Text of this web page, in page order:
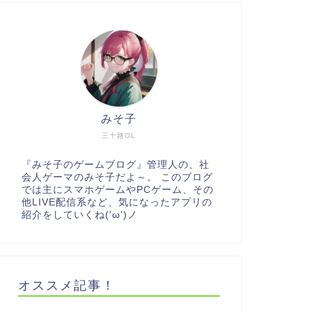
三十路OL
みそ子
『みそ子のゲームブログ』管理人の、社
会人ゲーマのみそ子だよ～。 このブログ
では主にスマホゲームやPCゲーム、その
他LIVE配信系など、気になったアプリの
紹介をしていくね('ω')ノ
オススメ記事！